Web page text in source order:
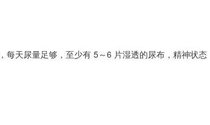
每天尿量足够，至少有 5～6 片湿透的尿布，精神状态